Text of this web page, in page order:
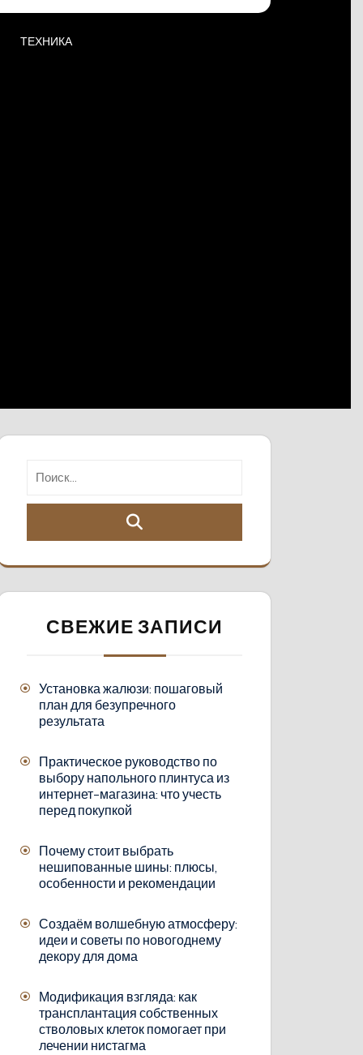
ТЕХНИКА
СВЕЖИЕ ЗАПИСИ
Установка жалюзи: пошаговый
план для безупречного
результата
Практическое руководство по
выбору напольного плинтуса из
интернет-магазина: что учесть
перед покупкой
Почему стоит выбрать
нешипованные шины: плюсы,
особенности и рекомендации
Создаём волшебную атмосферу:
идеи и советы по новогоднему
декору для дома
Модификация взгляда: как
трансплантация собственных
стволовых клеток помогает при
лечении нистагма